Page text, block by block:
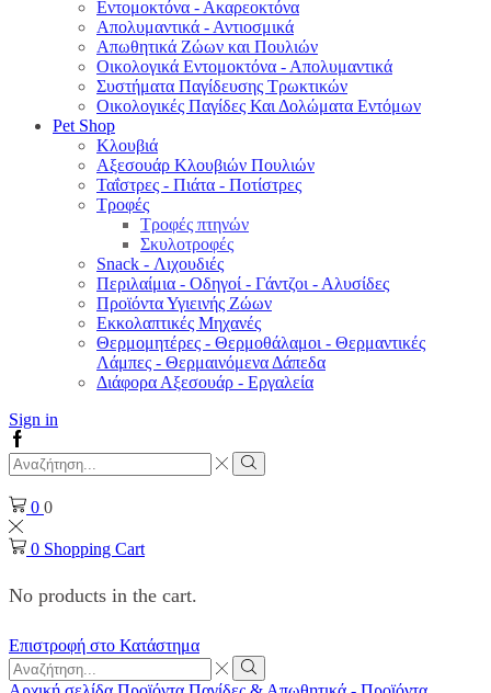
Εντομοκτόνα - Ακαρεοκτόνα
Απολυμαντικά - Αντιοσμικά
Απωθητικά Ζώων και Πουλιών
Οικολογικά Εντομοκτόνα - Απολυμαντικά
Συστήματα Παγίδευσης Τρωκτικών
Οικολογικές Παγίδες Και Δολώματα Εντόμων
Pet Shop
Κλουβιά
Αξεσουάρ Κλουβιών Πουλιών
Ταΐστρες - Πιάτα - Ποτίστρες
Τροφές
Τροφές πτηνών
Σκυλοτροφές
Snack - Λιχουδιές
Περιλαίμια - Οδηγοί - Γάντζοι - Αλυσίδες
Προϊόντα Υγιεινής Ζώων
Εκκολαπτικές Μηχανές
Θερμομητέρες - Θερμοθάλαμοι - Θερμαντικές
Λάμπες - Θερμαινόμενα Δάπεδα
Διάφορα Αξεσουάρ - Εργαλεία
Sign in
Facebook
Search
input
Search
0 0
0 Shopping Cart
No products in the cart.
Επιστροφή στο Κατάστημα
Search
input
Search